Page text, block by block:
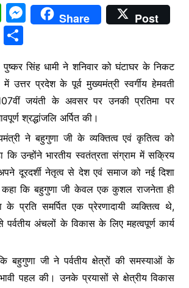
W
h
at
s
A
p
p
M
e
s
e
n
g
er
Share
Post
S
ar
e
पुष्कर सिंह धामी ने शनिवार को घंटाघर के निकट
में उत्तर प्रदेश के पूर्व मुख्यमंत्री स्वर्गीय हेमवती
जयंती के अवसर पर उनकी प्रतिमा पर
श्रद्धांजलि अर्पित की।
ने बहुगुणा जी के व्यक्तित्व एवं कृतित्व को
उन्होंने भारतीय स्वतंत्रता संग्राम में सक्रिय
दूरदर्शी नेतृत्व से देश एवं समाज को नई दिशा
कहा कि बहुगुणा जी केवल एक कुशल राजनेता ही
प्रति समर्पित एक प्रेरणादायी व्यक्तित्व थे,
पर्वतीय अंचलों के विकास के लिए महत्वपूर्ण कार्य
बहुगुणा जी ने पर्वतीय क्षेत्रों की समस्याओं के
पहल की। उनके प्रयासों से क्षेत्रीय विकास